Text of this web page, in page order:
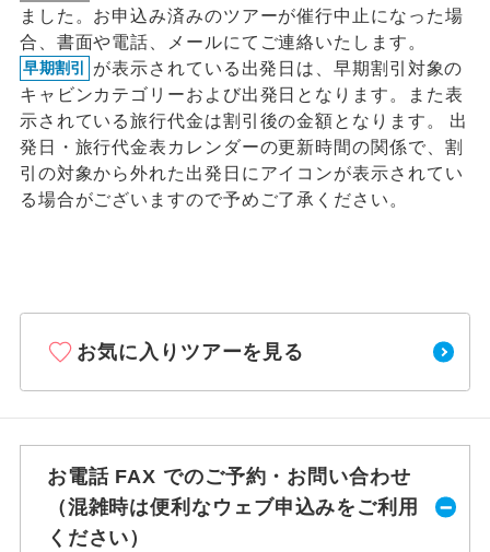
ました。お申込み済みのツアーが催行中止になった場
合、書面や電話、メールにてご連絡いたします。
早期割引
が表示されている出発日は、早期割引対象の
キャビンカテゴリーおよび出発日となります。また表
示されている旅行代金は割引後の金額となります。 出
発日・旅行代金表カレンダーの更新時間の関係で、割
引の対象から外れた出発日にアイコンが表示されてい
る場合がございますので予めご了承ください。
お気に入りツアーを見る
お電話 FAX でのご予約・お問い合わせ
（混雑時は便利なウェブ申込みをご利用
ください）